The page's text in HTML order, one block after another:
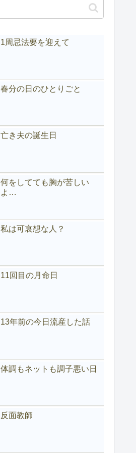
1周忌法要を迎えて
春分の日のひとりごと
亡き夫の誕生日
何をしてても胸が苦しい
よ…
私は可哀想な人？
11回目の月命日
13年前の今日流産した話
体調もネットも調子悪い日
反面教師